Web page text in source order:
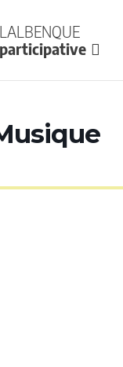
Lalbenque
participative